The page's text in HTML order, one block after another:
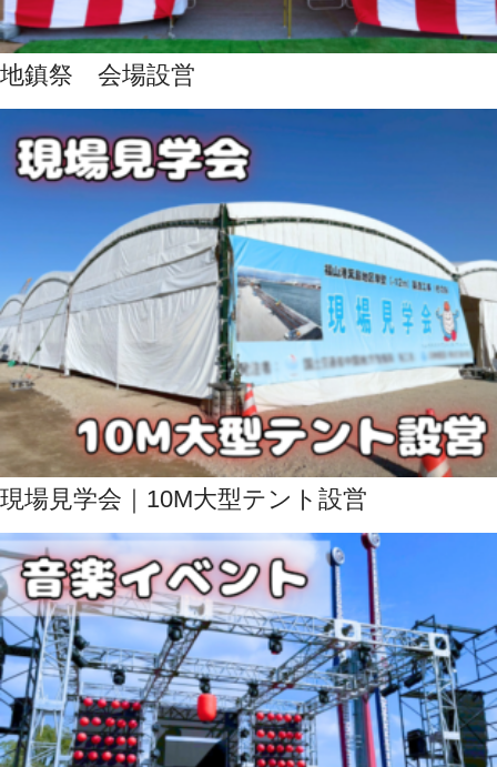
地鎮祭 会場設営
現場見学会｜10M大型テント設営